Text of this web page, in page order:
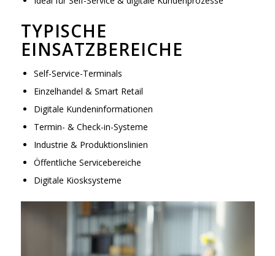
TYPISCHE
EINSATZBEREICHE
Self-Service-Terminals
Einzelhandel & Smart Retail
Digitale Kundeninformationen
Termin- & Check-in-Systeme
Industrie & Produktionslinien
Öffentliche Servicebereiche
Digitale Kiosksysteme